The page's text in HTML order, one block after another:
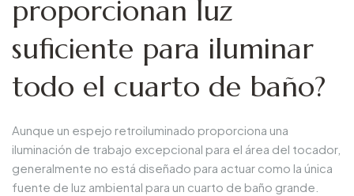
proporcionan luz
suficiente para iluminar
todo el cuarto de baño?
Aunque un espejo retroiluminado proporciona una
iluminación de trabajo excepcional para el área del tocador,
generalmente no está diseñado para actuar como la única
fuente de luz ambiental para un cuarto de baño grande.